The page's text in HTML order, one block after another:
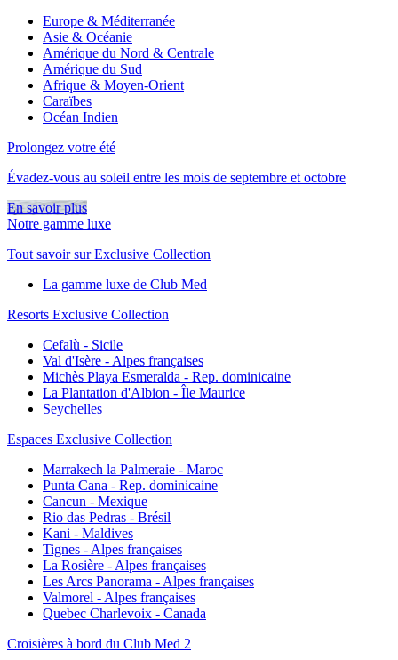
Europe & Méditerranée
Asie & Océanie
Amérique du Nord & Centrale
Amérique du Sud
Afrique & Moyen-Orient
Caraïbes
Océan Indien
Prolongez votre été
Évadez-vous au soleil entre les mois de septembre et octobre
En savoir plus
Notre gamme luxe
Tout savoir sur Exclusive Collection
La gamme luxe de Club Med
Resorts Exclusive Collection
Cefalù - Sicile
Val d'Isère - Alpes françaises
Michès Playa Esmeralda - Rep. dominicaine
La Plantation d'Albion - Île Maurice
Seychelles
Espaces Exclusive Collection
Marrakech la Palmeraie - Maroc
Punta Cana - Rep. dominicaine
Cancun - Mexique
Rio das Pedras - Brésil
Kani - Maldives
Tignes - Alpes françaises
La Rosière - Alpes françaises
Les Arcs Panorama - Alpes françaises
Valmorel - Alpes françaises
Quebec Charlevoix - Canada
Croisières à bord du Club Med 2